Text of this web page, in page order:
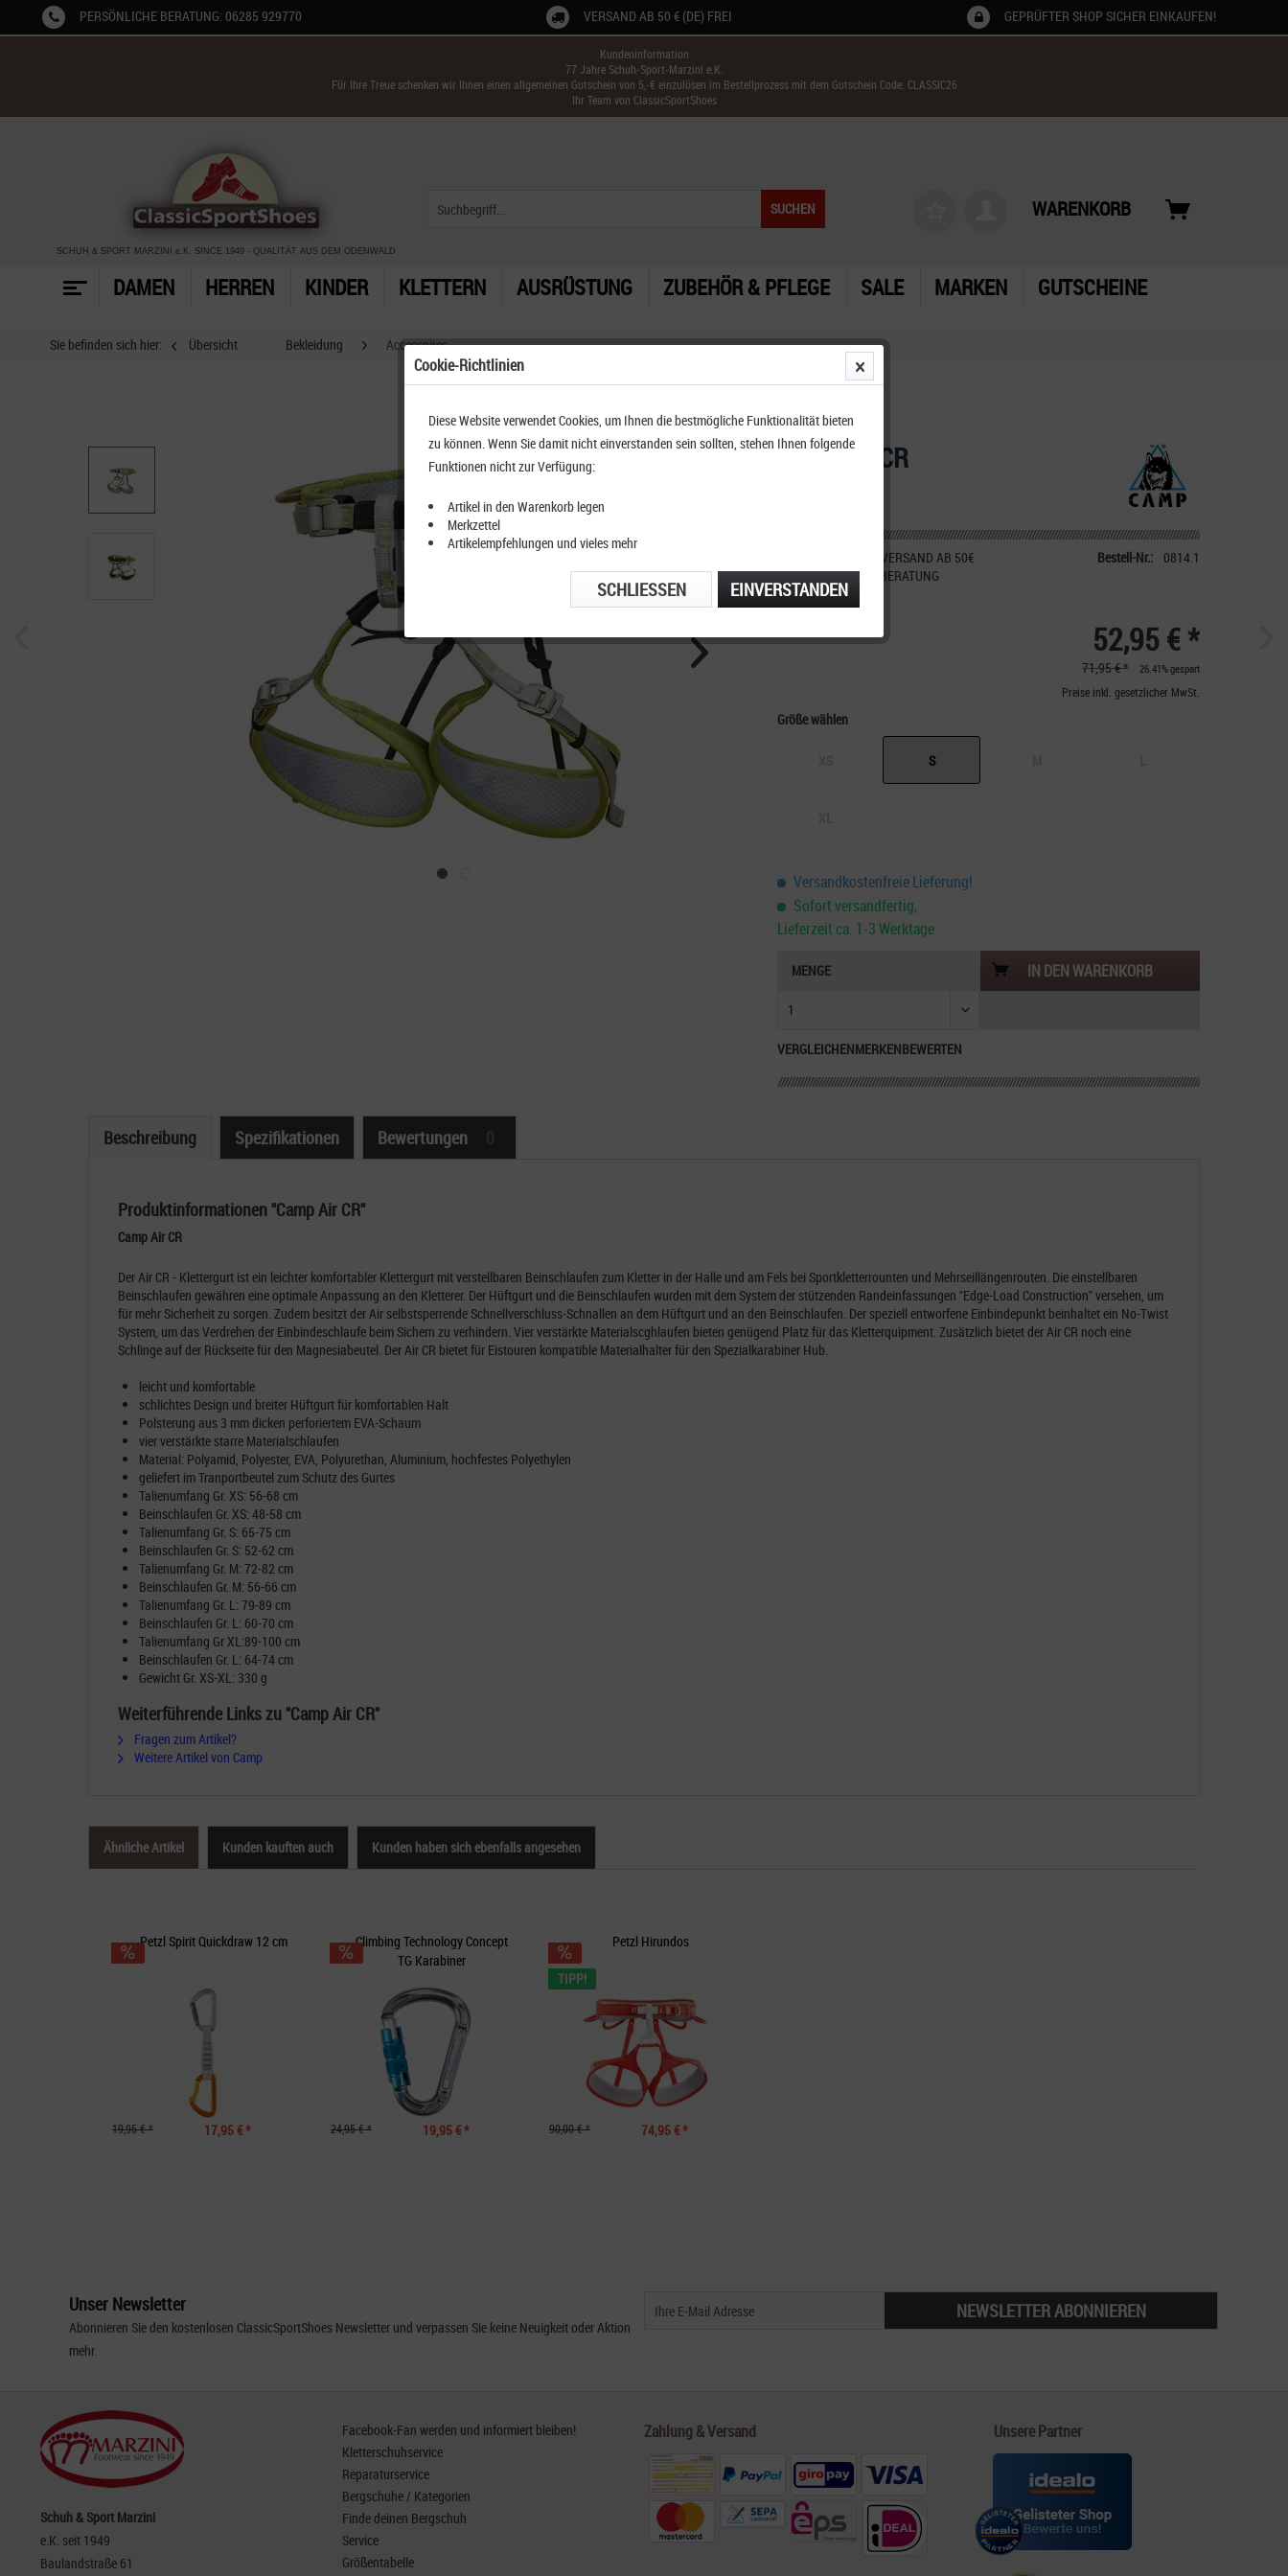
PERSÖNLICHE BERATUNG: 06285 929770 VERSAND AB 50 € (DE) FREI GEPRÜFTER SHOP SICHER EINKAUFEN!
Kundeninformation
77 Jahre Schuh-Sport-Marzini e.K.
Für Ihre Treue schenken wir Ihnen einen allgemeinen Gutschein von 5,-€ einzulösen im Bestellprozess mit dem Gutschein Code: CLASSIC26
Ihr Team von ClassicSportShoes
SCHUH & SPORT MARZINI e.K. SINCE 1949 - QUALITÄT AUS DEM ODENWALD
SUCHEN WARENKORB
DAMEN HERREN KINDER KLETTERN AUSRÜSTUNG ZUBEHÖR & PFLEGE SALE MARKEN GUTSCHEINE
Sie befinden sich hier: Übersicht Bekleidung Accessoires
Camp Air CR
KOSTENFREIER VERSAND AB 50€
TELEFONISCHE BERATUNG
Bestell-Nr.: 0814.1
52,95 € *
71,95 € * 26.41% gespart
Preise inkl. gesetzlicher MwSt.
Größe wählen
S
Versandkostenfreie Lieferung!
Sofort versandfertig,
Lieferzeit ca. 1-3 Werktage
MENGE IN DENWARENKORB
VERGLEICHENMERKENBEWERTEN
Beschreibung Spezifikationen Bewertungen 0
Produktinformationen "Camp Air CR"
Camp Air CR
Der Air CR - Klettergurt ist ein leichter komfortabler Klettergurt mit verstellbaren Beinschlaufen zum Kletter in der Halle und am Fels bei Sportkletterrounten und Mehrseillängenrouten. Die einstellbaren
Beinschlaufen gewähren eine optimale Anpassung an den Kletterer. Der Hüftgurt und die Beinschlaufen wurden mit dem System der stützenden Randeinfassungen "Edge-Load Construction" versehen, um
für mehr Sicherheit zu sorgen. Zudem besitzt der Air selbstsperrende Schnellverschluss-Schnallen an dem Hüftgurt und an den Beinschlaufen. Der speziell entworfene Einbindepunkt beinhaltet ein No-Twist
System, um das Verdrehen der Einbindeschlaufe beim Sichern zu verhindern. Vier verstärkte Materialscghlaufen bieten genügend Platz für das Kletterquipment. Zusätzlich bietet der Air CR noch eine
Schlinge auf der Rückseite für den Magnesiabeutel. Der Air CR bietet für Eistouren kompatible Materialhalter für den Spezialkarabiner Hub.
leicht und komfortable
schlichtes Design und breiter Hüftgurt für komfortablen Halt
Polsterung aus 3 mm dicken perforiertem EVA-Schaum
vier verstärkte starre Materialschlaufen
Material: Polyamid, Polyester, EVA, Polyurethan, Aluminium, hochfestes Polyethylen
geliefert im Tranportbeutel zum Schutz des Gurtes
Talienumfang Gr. XS: 56-68 cm
Beinschlaufen Gr. XS: 48-58 cm
Talienumfang Gr. S: 65-75 cm
Beinschlaufen Gr. S: 52-62 cm
Talienumfang Gr. M: 72-82 cm
Beinschlaufen Gr. M: 56-66 cm
Talienumfang Gr. L: 79-89 cm
Beinschlaufen Gr. L: 60-70 cm
Talienumfang Gr XL:89-100 cm
Beinschlaufen Gr. L: 64-74 cm
Gewicht Gr. XS-XL: 330 g
Weiterführende Links zu "Camp Air CR"
Fragen zum Artikel?
Weitere Artikel von Camp
Ähnliche Artikel Kunden kauften auch Kunden haben sich ebenfalls angesehen
17,95 € *
19,95 € *
Petzl Spirit Quickdraw 12 cm
19,95 € *
24,95 € *
Climbing Technology Concept
TG Karabiner
TIPP!
74,95 € *
90,00 € *
Petzl Hirundos
Unser Newsletter
Abonnieren Sie den kostenlosen ClassicSportShoes Newsletter und verpassen Sie keine Neuigkeit oder Aktion
mehr.
NEWSLETTER ABONNIEREN
Schuh & Sport Marzini
e.K. seit 1949
Baulandstraße 61
Facebook-Fan werden und informiert bleiben!
Kletterschuhservice
Reparaturservice
Bergschuhe / Kategorien
Finde deinen Bergschuh
Service
Größentabelle
Zahlung & Versand Unsere Partner
Cookie-Richtlinien
Diese Website verwendet Cookies, um Ihnen die bestmögliche Funktionalität bieten
zu können. Wenn Sie damit nicht einverstanden sein sollten, stehen Ihnen folgende
Funktionen nicht zur Verfügung:
Artikel in den Warenkorb legen
Merkzettel
Artikelempfehlungen und vieles mehr
EINVERSTANDEN
SCHLIESSEN